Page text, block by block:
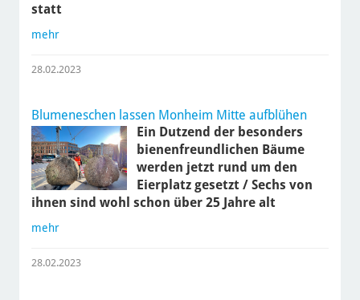
statt
mehr
28.02.2023
Blumeneschen lassen Monheim Mitte aufblühen
Ein Dutzend der besonders
bienenfreundlichen Bäume
werden jetzt rund um den
Eierplatz gesetzt / Sechs von
ihnen sind wohl schon über 25 Jahre alt
mehr
28.02.2023